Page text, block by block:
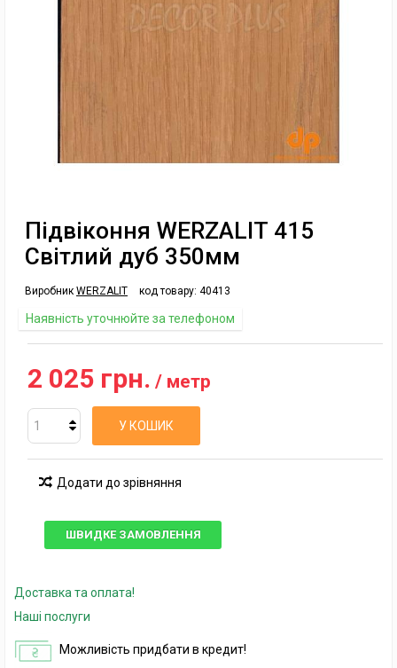
Підвіконня WERZALIT 415
Світлий дуб 350мм
Виробник WERZALIT код товару: 40413
Наявність уточнюйте за телефоном
2 025 грн. / метр
У КОШИК
Додати до зрівняння
ШВИДКЕ ЗАМОВЛЕННЯ
Доставка та оплата!
Наші послуги
Можливість придбати в кредит!